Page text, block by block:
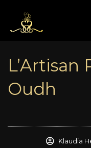
treści
Oudh
Klaudia